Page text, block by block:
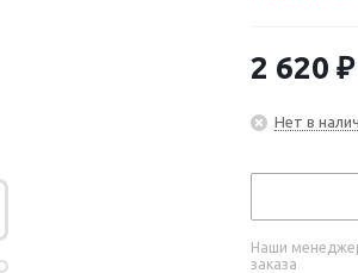
2 620 ₽
Нет в
Наши
заказа